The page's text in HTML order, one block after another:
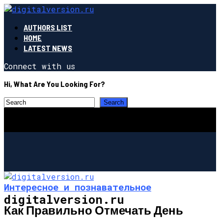
AUTHORS LIST
HOME
LATEST NEWS
Connect with us
Hi, What Are You Looking For?
digitalversion.ru
Интересное и познавательное
Как Правильно Отмечать День